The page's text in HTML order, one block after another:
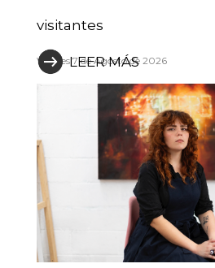
visitantes
Viernes 7 de Agosto de 2026
LEER MÁS